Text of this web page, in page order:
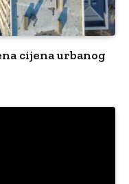
cijena urbanog